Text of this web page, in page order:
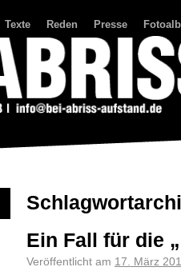
Texte Reden Presse
Ein Fall für die
Veröffentlicht am 17. März